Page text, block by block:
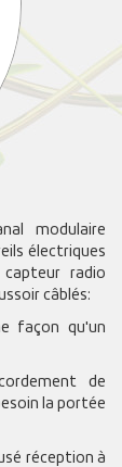
modulaire
électriques
radio
câblés:
façon qu'un
de
la portée
réception à